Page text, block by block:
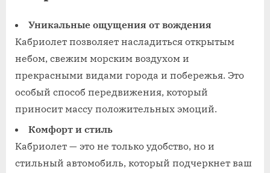
Уникальные ощущения от вождения
Кабриолет позволяет насладиться открытым
небом, свежим морским воздухом и
прекрасными видами города и побережья. Это
особый способ передвижения, который
приносит массу положительных эмоций.
Комфорт и стиль
Кабриолет — это не только удобство, но и
стильный автомобиль, который подчеркнет ваш